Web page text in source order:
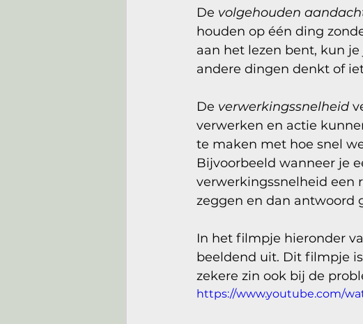
De volgehouden
houden op één ding
aan het lezen bent, kun
andere dingen denkt of
De verwerkingssnelheid
verwerken en actie
te maken met hoe snel
Bijvoorbeeld wanneer je
verwerkingssnelheid een
zeggen en dan antwoord
In het filmpje hieronder
beeldend uit. Dit filmpje
zekere zin ook bij de
https://www.youtube.com/